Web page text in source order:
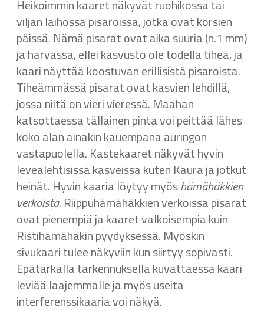
Heikoimmin kaaret näkyvät ruohikossa tai
viljan laihossa pisaroissa, jotka ovat korsien
päissä. Nämä pisarat ovat aika suuria (n.1 mm)
ja harvassa, ellei kasvusto ole todella tiheä, ja
kaari näyttää koostuvan erillisistä pisaroista.
Tiheämmässä pisarat ovat kasvien lehdillä,
jossa niitä on vieri vieressä. Maahan
katsottaessa tällainen pinta voi peittää lähes
koko alan ainakin kauempana auringon
vastapuolella. Kastekaaret näkyvät hyvin
leveälehtisissä kasveissa kuten Kaura ja jotkut
heinät. Hyvin kaaria löytyy myöshämähäkkien
verkoista. Riippuhämähäkkien verkoissa pisarat
ovat pienempiä ja kaaret valkoisempia kuin
Ristihämähäkin pyydyksessä. Myöskin
sivukaari tulee näkyviin kun siirtyy sopivasti.
Epätarkalla tarkennuksella kuvattaessa kaari
leviää laajemmalle ja myös useita
interferenssikaaria voi näkyä.